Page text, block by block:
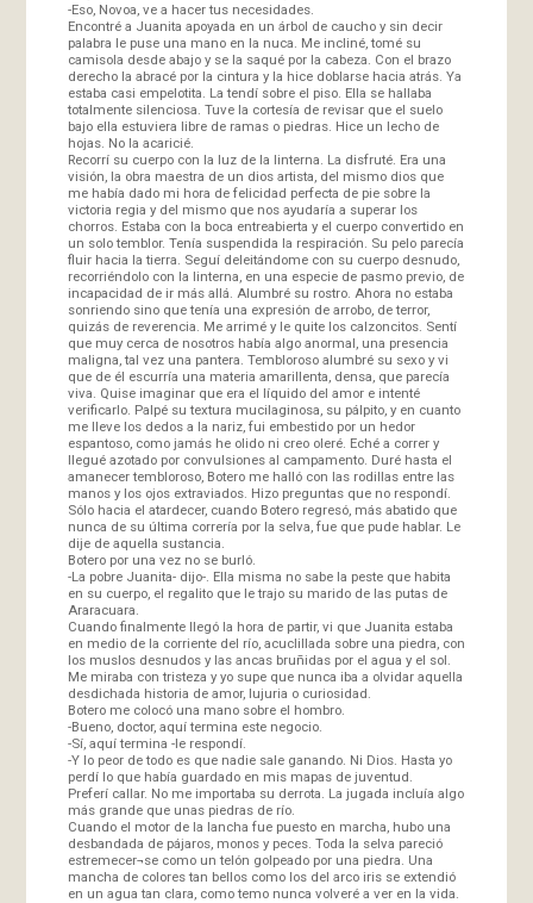
-Eso, Novoa, ve a hacer tus necesidades.
Encontré a Juanita apoyada en un árbol de caucho y sin decir
palabra le puse una mano en la nuca. Me incliné, tomé su
camisola desde abajo y se la saqué por la cabeza. Con el brazo
derecho la abracé por la cintura y la hice doblarse hacia atrás. Ya
estaba casi empelotita. La tendí sobre el piso. Ella se hallaba
totalmente silenciosa. Tuve la cortesía de revisar que el suelo
bajo ella estuviera libre de ramas o piedras. Hice un lecho de
hojas. No la acaricié.
Recorrí su cuerpo con la luz de la linterna. La disfruté. Era una
visión, la obra maestra de un dios artista, del mismo dios que
me había dado mi hora de felicidad perfecta de pie sobre la
victoria regia y del mismo que nos ayudaría a superar los
chorros. Estaba con la boca entreabierta y el cuerpo convertido en
un solo temblor. Tenía suspendida la respiración. Su pelo parecía
fluir hacia la tierra. Seguí deleitándome con su cuerpo desnudo,
recorriéndolo con la linterna, en una especie de pasmo previo, de
incapacidad de ir más allá. Alumbré su rostro. Ahora no estaba
sonriendo sino que tenía una expresión de arrobo, de terror,
quizás de reverencia. Me arrimé y le quite los calzoncitos. Sentí
que muy cerca de nosotros había algo anormal, una presencia
maligna, tal vez una pantera. Tembloroso alumbré su sexo y vi
que de él escurría una materia amarillenta, densa, que parecía
viva. Quise imaginar que era el líquido del amor e intenté
verificarlo. Palpé su textura mucilaginosa, su pálpito, y en cuanto
me lleve los dedos a la nariz, fui embestido por un hedor
espantoso, como jamás he olido ni creo oleré. Eché a correr y
llegué azotado por convulsiones al campamento. Duré hasta el
amanecer tembloroso, Botero me halló con las rodillas entre las
manos y los ojos extraviados. Hizo preguntas que no respondí.
Sólo hacia el atardecer, cuando Botero regresó, más abatido que
nunca de su última correría por la selva, fue que pude hablar. Le
dije de aquella sustancia.
Botero por una vez no se burló.
-La pobre Juanita- dijo-. Ella misma no sabe la peste que habita
en su cuerpo, el regalito que le trajo su marido de las putas de
Araracuara.
Cuando finalmente llegó la hora de partir, vi que Juanita estaba
en medio de la corriente del río, acuclillada sobre una piedra, con
los muslos desnudos y las ancas bruñidas por el agua y el sol.
Me miraba con tristeza y yo supe que nunca iba a olvidar aquella
desdichada historia de amor, lujuria o curiosidad.
Botero me colocó una mano sobre el hombro.
-Bueno, doctor, aquí termina este negocio.
-Sí, aquí termina -le respondí.
-Y lo peor de todo es que nadie sale ganando. Ni Dios. Hasta yo
perdí lo que había guardado en mis mapas de juventud.
Preferí callar. No me importaba su derrota. La jugada incluía algo
más grande que unas piedras de río.
Cuando el motor de la lancha fue puesto en marcha, hubo una
desbandada de pájaros, monos y peces. Toda la selva pareció
estremecer¬se como un telón golpeado por una piedra. Una
mancha de colores tan bellos como los del arco iris se extendió
en un agua tan clara, como temo nunca volveré a ver en la vida.